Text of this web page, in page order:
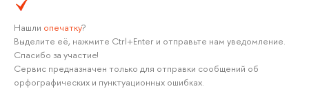
Нашли опечатку?
Выделите её, нажмите Ctrl+Enter и отправьте нам уведомление.
Спасибо за участие!
Сервис предназначен только для отправки сообщений об
орфографических и пунктуационных ошибках.